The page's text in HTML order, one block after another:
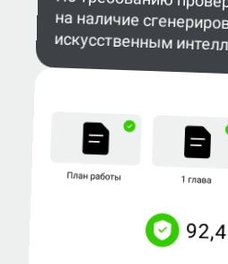
искусственным